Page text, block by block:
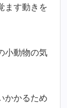
ます動きを
小動物の気
かかるため